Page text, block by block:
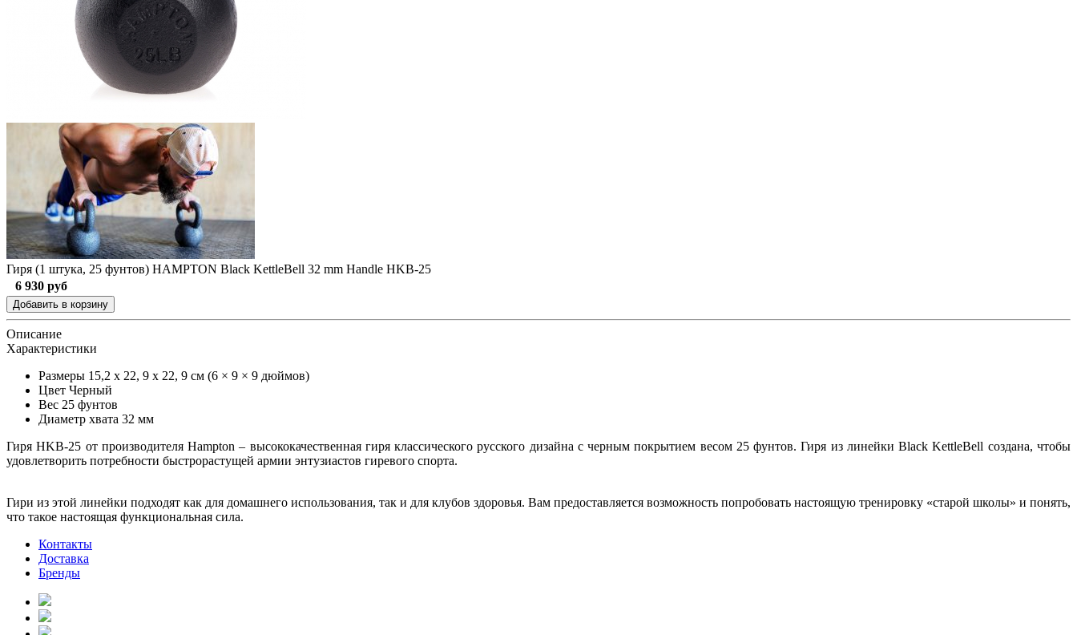
Гиря (1 штука, 25 фунтов) HAMPTON Black KettleBell 32 mm Handle HKB-25
6 930 руб
Описание
Характеристики
Размеры 15,2 х 22, 9 х 22, 9 см (6 × 9 × 9 дюймов)
Цвет Черный
Вес 25 фунтов
Диаметр хвата 32 мм
Гиря HKB-25 от производителя Hampton – высококачественная гиря классического русского дизайна с черным покрытием весом 25 фунтов. Гиря из линейки Black KettleBell создана, чтобы
удовлетворить потребности быстрорастущей армии энтузиастов гиревого спорта.
Гири из этой линейки подходят как для домашнего использования, так и для клубов здоровья. Вам предоставляется возможность попробовать настоящую тренировку «старой школы» и понять,
что такое настоящая функциональная сила.
Контакты
Доставка
Бренды